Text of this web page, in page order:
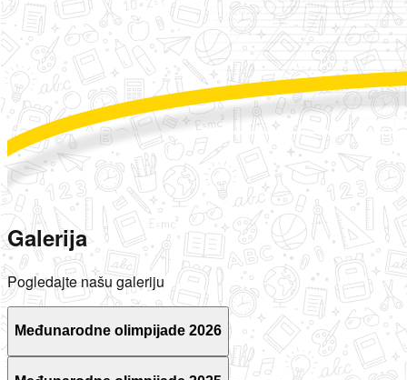
Galerija
Pogledajte našu galeriju
Međunarodne olimpijade 2026